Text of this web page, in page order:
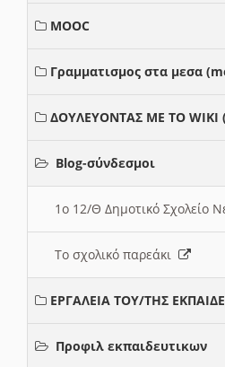
MOOC
Γραμματισμος στα μεσα
ΔΟΥΛΕΥΟΝΤΑΣ ΜΕ ΤΟ WIKI
Blog-σύνδεσμοι
1ο 12/Θ Δημοτικό Σχολείο
Το σχολικό παρεάκι
ΕΡΓΑΛΕΙΑ ΤΟΥ/ΤΗΣ
Προφιλ εκπαιδευτικων